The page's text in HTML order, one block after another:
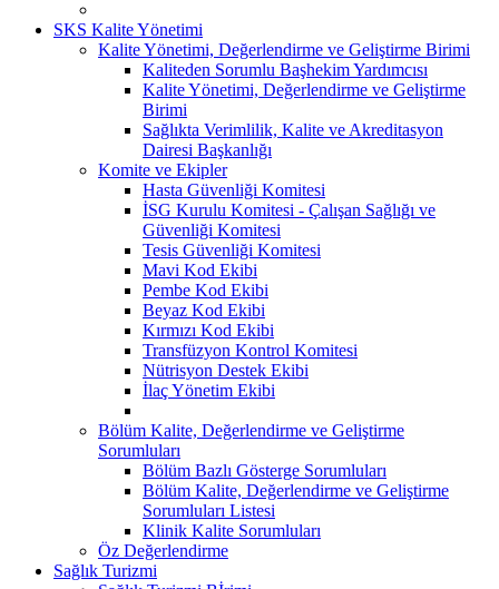
SKS Kalite Yönetimi
Kalite Yönetimi, Değerlendirme ve Geliştirme Birimi
Kaliteden Sorumlu Başhekim Yardımcısı
Kalite Yönetimi, Değerlendirme ve Geliştirme
Birimi
Sağlıkta Verimlilik, Kalite ve Akreditasyon
Dairesi Başkanlığı
Komite ve Ekipler
Hasta Güvenliği Komitesi
İSG Kurulu Komitesi - Çalışan Sağlığı ve
Güvenliği Komitesi
Tesis Güvenliği Komitesi
Mavi Kod Ekibi
Pembe Kod Ekibi
Beyaz Kod Ekibi
Kırmızı Kod Ekibi
Transfüzyon Kontrol Komitesi
Nütrisyon Destek Ekibi
İlaç Yönetim Ekibi
Bölüm Kalite, Değerlendirme ve Geliştirme
Sorumluları
Bölüm Bazlı Gösterge Sorumluları
Bölüm Kalite, Değerlendirme ve Geliştirme
Sorumluları Listesi
Klinik Kalite Sorumluları
Öz Değerlendirme
Sağlık Turizmi